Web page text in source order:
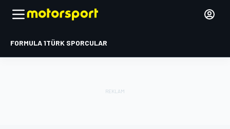
FORMULA 1TÜRK SPORCULAR